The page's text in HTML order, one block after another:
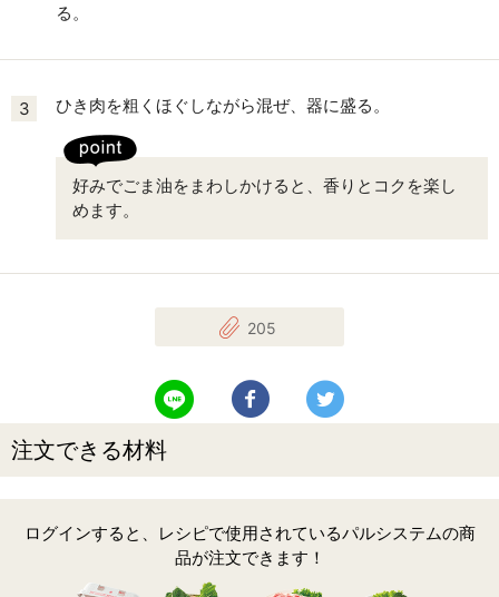
る。
3 ひき肉を粗くほぐしながら混ぜ、器に盛る。
好みでごま油をまわしかけると、香りとコクを楽し
めます。
205
LINEで送る Facebookでシェアする
注文できる材料
ログインすると、レシピで使用されているパルシステムの商
品が注文できます！